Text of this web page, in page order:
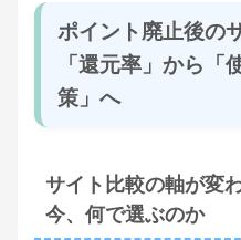
ポイント廃止後の
「還元率」から「
策」へ
サイト比較の軸が変
今、何で選ぶのか